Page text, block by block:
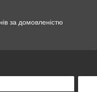
за домовленістю